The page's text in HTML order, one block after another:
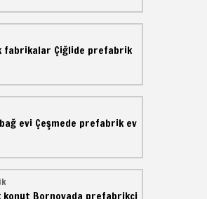
fabrikalar Çiğlide prefabrik
evi Çeşmede prefabrik ev
konut Bornovada prefabrikçi